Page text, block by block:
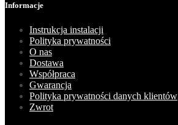
Informacje
Instrukcja instalacji
Polityka prywatności
O nas
Dostawa
Współpraca
Gwarancja
Polityka prywatności danych klientów
Zwrot